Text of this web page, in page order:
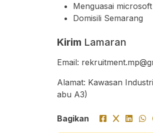
Menguasai
Domisili Semarang
Kirim Lamaran
Email:
Alamat: Kawasan
abu A3)
Bagikan